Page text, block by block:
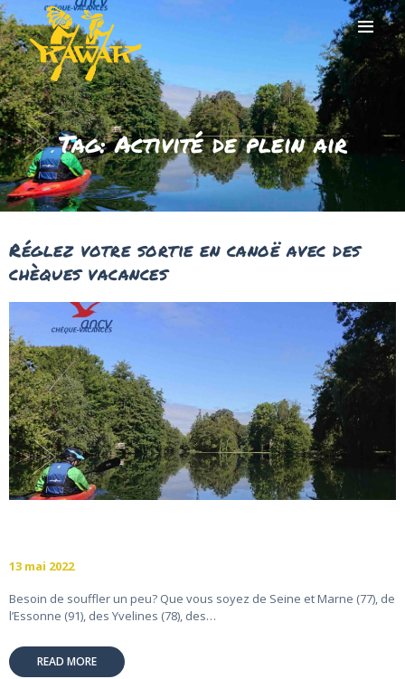
Tag: Activité de plein air
DESCENTE EN KAYAK
AVEZ-VOUS BESOIN
DE LA NAVETTE ?
EXPÉRIENCE DU
TARIFS
LA RÉGION
FAQ
BLOG
CONTACT
RÉSERVER !
Réglez votre sortie en canoë avec des
chèques vacances
13 mai 2022
Besoin de souffler un peu? Que vous soyez de Seine et Marne (77), de
l’Essonne (91), des Yvelines (78), des…
READ MORE